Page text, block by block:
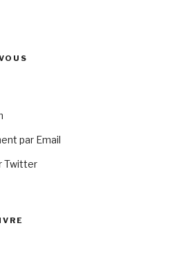
par Email
Twitter